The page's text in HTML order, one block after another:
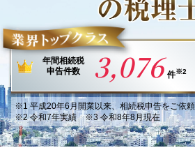
年間相続税
申告件数
3,076 件※2
※1平成20年6月開業以来、相続税申告をご依頼
※2 令和7年実績 ※3 令和8年8月現在